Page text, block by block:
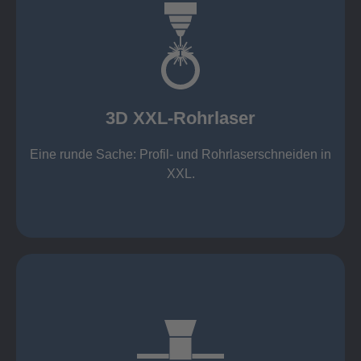
3D XXL-Rohrlaser
Eine runde Sache: Profil- und Rohrlaserschneiden in
XXL.
3D XXL-Rohrlaser
Rechteckprofile bis 300 x 300 mm
Wandstärken:
Nichtrostende Stähle 15 mm (oxidfrei)
Aluminium 10 mm (oxidfrei)